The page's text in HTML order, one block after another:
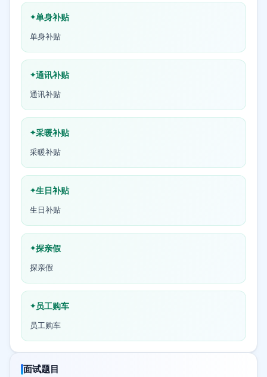
单身补贴
单身补贴
通讯补贴
通讯补贴
采暖补贴
采暖补贴
生日补贴
生日补贴
探亲假
探亲假
员工购车
员工购车
面试题目